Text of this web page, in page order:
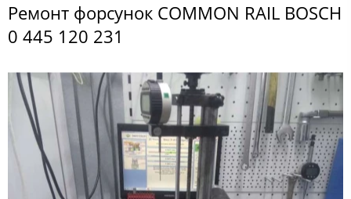
Ремонт форсунок COMMON RAIL BOSCH
0 445 120 231